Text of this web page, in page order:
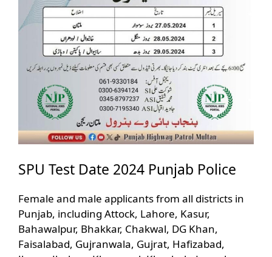
SPU Test Date 2024 Punjab Police
Female and male applicants from all districts in
Punjab, including Attock, Lahore, Kasur,
Bahawalpur, Bhakkar, Chakwal, DG Khan,
Faisalabad, Gujranwala, Gujrat, Hafizabad,